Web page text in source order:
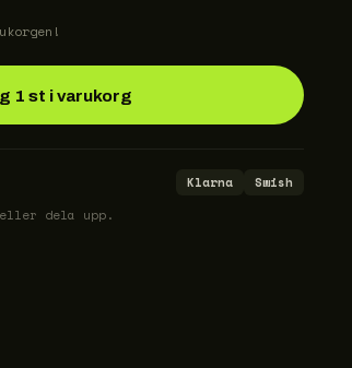
1 st i varukorg
Klarna
Swish
dela upp.